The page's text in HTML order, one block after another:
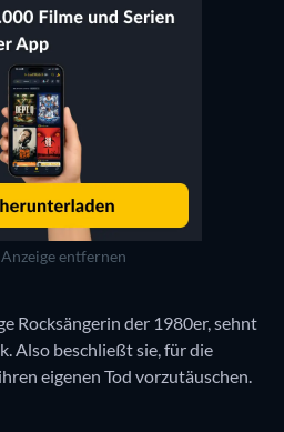
entfernen
Rocksängerin der 1980er, sehnt
Also beschließt sie, für die
eigenen Tod vorzutäuschen.